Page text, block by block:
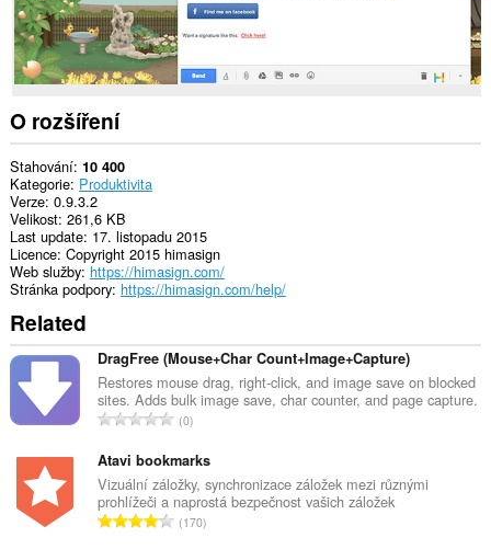
notifications
and
display
them
to
in
the
system
tray.
Toto
rozšíření
může
přistupovat
k
vašim
listům
a
aktivitám
prohlížení.
This
can
store
unlimited
amount
O rozšíření
Stahování 10 400
Kategorie Produktivita
Verze 0.9.3.2
Velikost 261,6 KB
Last update 17. listopadu 2015
Licence Copyright 2015 himasign
Web služby https://himasign.com/
Stránka podpory https://himasign.com/help/
Related
DragFree (Mouse+Char Count+Image+Capture)
Restores mouse drag, right-click, and image save on blocked
sites. Adds bulk image save, char counter, and page capture.
C
l
k
o
v
0
Atavi bookmarks
Vizuální záložky, synchronizace záložek mezi různými
prohlížeči a naprostá bezpečnost vašich záložek
C170